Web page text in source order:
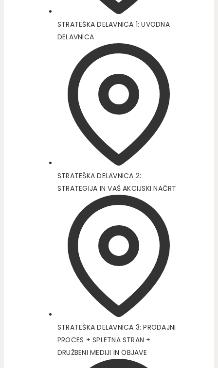
STRATEŠKA DELAVNICA 1: UVODNA
DELAVNICA
STRATEŠKA DELAVNICA 2:
STRATEGIJA IN VAŠ AKCIJSKI NAČRT
STRATEŠKA DELAVNICA 3: PRODAJNI
PROCES + SPLETNA STRAN +
DRUŽBENI MEDIJI IN OBJAVE